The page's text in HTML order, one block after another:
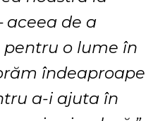
aceea de a
o lume în
îndeaproape
a-i ajuta în